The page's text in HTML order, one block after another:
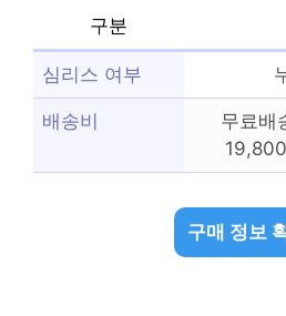
구분
심리스 여부
배송비
무료배
구매 정보